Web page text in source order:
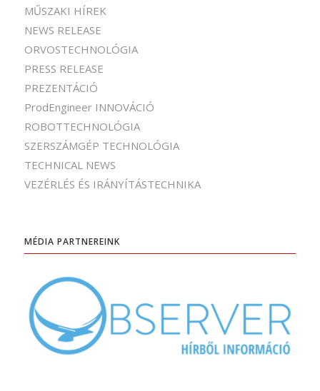
MŰSZAKI HÍREK
NEWS RELEASE
ORVOSTECHNOLÓGIA
PRESS RELEASE
PREZENTÁCIÓ
ProdEngineer INNOVÁCIÓ
ROBOTTECHNOLÓGIA
SZERSZÁMGÉP TECHNOLÓGIA
TECHNICAL NEWS
VEZÉRLÉS ÉS IRÁNYÍTÁSTECHNIKA
MÉDIA PARTNEREINK